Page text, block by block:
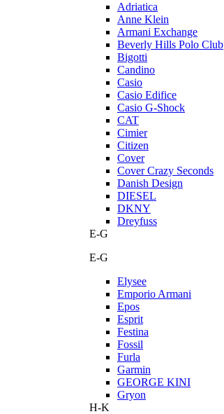
Adriatica
Anne Klein
Armani Exchange
Beverly Hills Polo Club
Bigotti
Candino
Casio
Casio Edifice
Casio G-Shock
CAT
Cimier
Citizen
Cover
Cover Crazy Seconds
Danish Design
DIESEL
DKNY
Dreyfuss
E-G
E-G
Elysee
Emporio Armani
Epos
Esprit
Festina
Fossil
Furla
Garmin
GEORGE KINI
Gryon
H-K